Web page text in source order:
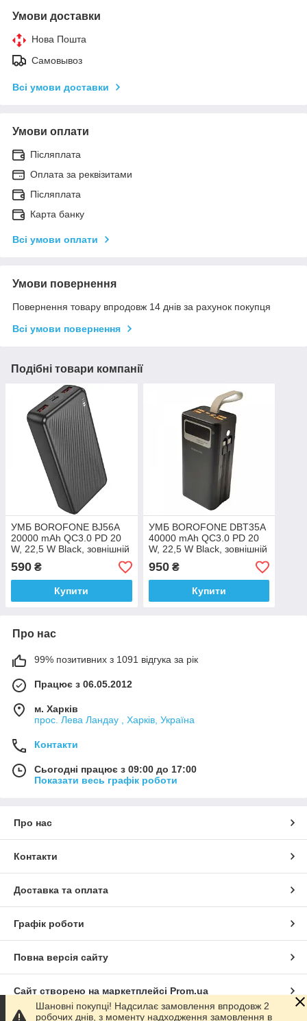
Умови доставки
Нова Пошта
Самовывоз
Всі умови доставки
Умови оплати
Післяплата
Оплата за реквізитами
Післяплата
Карта банку
Всі умови оплати
Умови повернення
Повернення товару впродовж 14 днів за рахунок покупця
Всі умови повернення
Подібні товари компанії
УМБ BOROFONE BJ56A
20000 mAh QC3.0 PD 20
W, 22,5 W Black, зовнішній
акумулятор, павербанк
590 ₴
Купити
УМБ BOROFONE DBT35A
40000 mAh QC3.0 PD 20
W, 22,5 W Black, зовнішній
акумулятор, павербанк
950₴
Купити
Про нас
99% позитивних з 1091 відгука за рік
Працює з 06.05.2012
м. Харків
прос. Лева Ландау , Харків, Україна
Контакти
Сьогодні працює з 09:00 до 17:00
Показати весь графік роботи
Про нас
Контакти
Доставка та оплата
Графік роботи
Повна версія сайту
Сайт створено на маркетплейсі Prom.ua
Шановні покупці! Надсилає замовлення впродовж 2
робочих днів, з моменту надходження замовлення в